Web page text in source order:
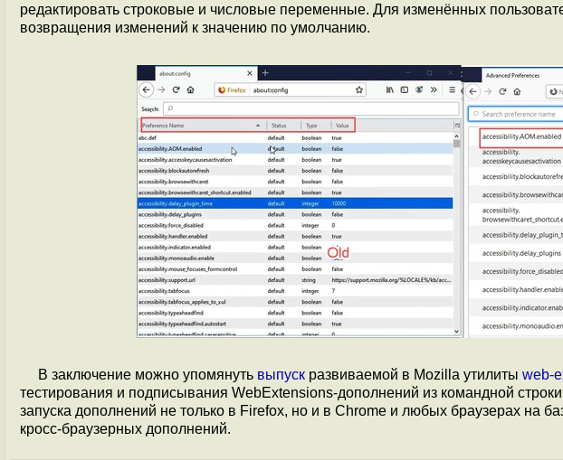
редактировать строковые и числовые переменные. Для изменённых
возвращения изменений к значению по умолчанию.
В заключение можно упомянуть выпуск развиваемой в Mozilla утилиты web-
тестирования и подписывания WebExtensions-дополнений из командной
запуска дополнений не только в Firefox, но и в Chrome и любых браузерах на
кросс-браузерных дополнений.